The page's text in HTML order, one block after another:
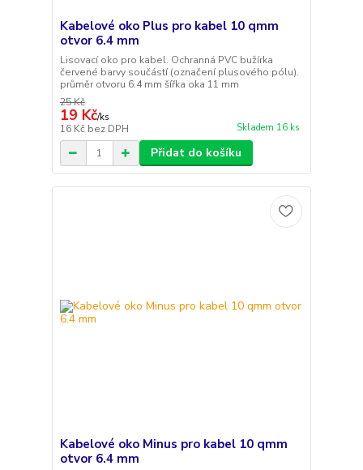
Kabelové oko Plus pro kabel 10 qmm
otvor 6.4 mm
Lisovací oko pro kabel. Ochranná PVC bužírka
červené barvy součástí (označení plusového pólu).
průměr otvoru 6.4 mm šířka oka 11 mm
25 Kč
19 Kč/ks
16 Kč bez DPH Skladem 16 ks
Přidat do košíku
Kabelové oko Minus pro kabel 10 qmm
otvor 6.4 mm